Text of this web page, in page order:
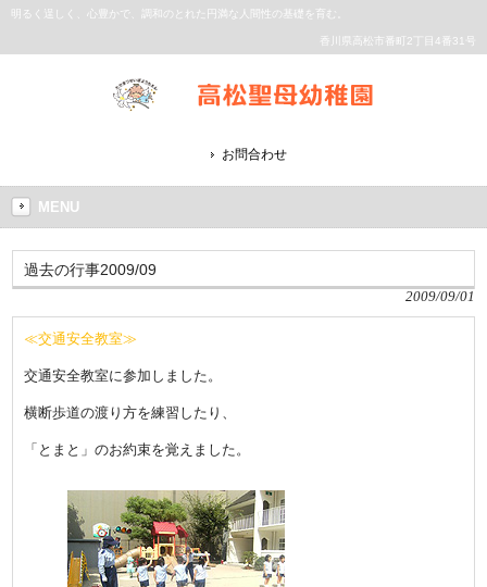
明るく逞しく、心豊かで、調和のとれた円満な人間性の基礎を育む。
香川県高松市番町2丁目4番31号
お問合わせ
MENU
過去の行事2009/09
2009/09/01
≪交通安全教室≫
交通安全教室に参加しました。
横断歩道の渡り方を練習したり、
「とまと」のお約束を覚えました。